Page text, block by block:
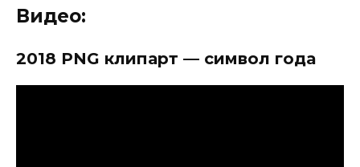
Видео:
2018 PNG клипарт — символ года